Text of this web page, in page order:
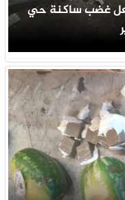
غضب ساكنة حي